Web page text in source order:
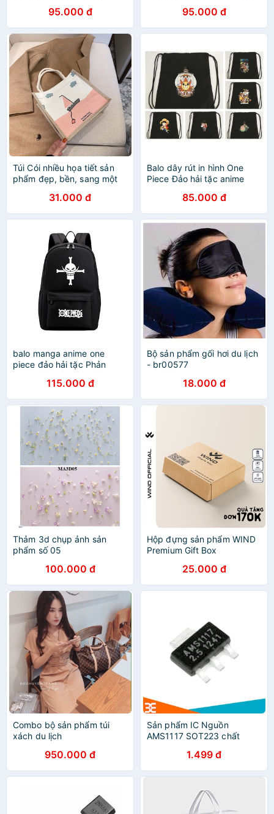
95.000 đ 95.000 đ
Túi Cói nhiều họa tiết sản
phẩm đẹp, bền, sang một
du lịch.đi chơi..
31.000 đ
Balo dây rút in hình One
Piece Đảo hải tặc anime
85.000 đ
balo manga anime one
piece đảo hải tặc Phản
115.000 đ
Bộ sản phẩm gối hơi du lịch
- br00577
18.000 đ
Thảm 3d chụp ảnh sản
phẩm số 05
100.000 đ
Hộp đựng sản phẩm WIND
Premium Gift Box
25.000 đ
Combo bộ sản phẩm túi
xách du lịch
950.000 đ
Sản phẩm IC Nguồn
AMS1117 SOT223 chất
1.499 đ